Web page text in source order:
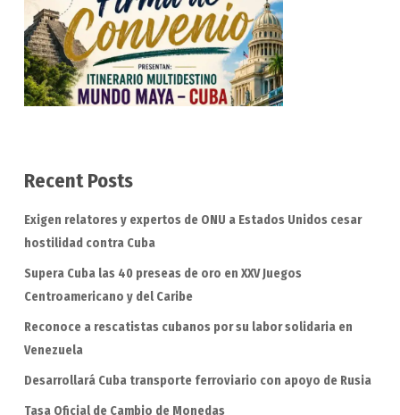
Recent Posts
Exigen relatores y expertos de ONU a Estados Unidos cesar
hostilidad contra Cuba
Supera Cuba las 40 preseas de oro en XXV Juegos
Centroamericano y del Caribe
Reconoce a rescatistas cubanos por su labor solidaria en
Venezuela
Desarrollará Cuba transporte ferroviario con apoyo de Rusia
Tasa Oficial de Cambio de Monedas